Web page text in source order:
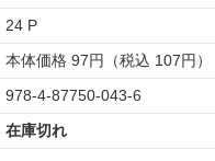
24 P
本体価格 97円（税込 107円）
978-4-87750-043-6
在庫切れ